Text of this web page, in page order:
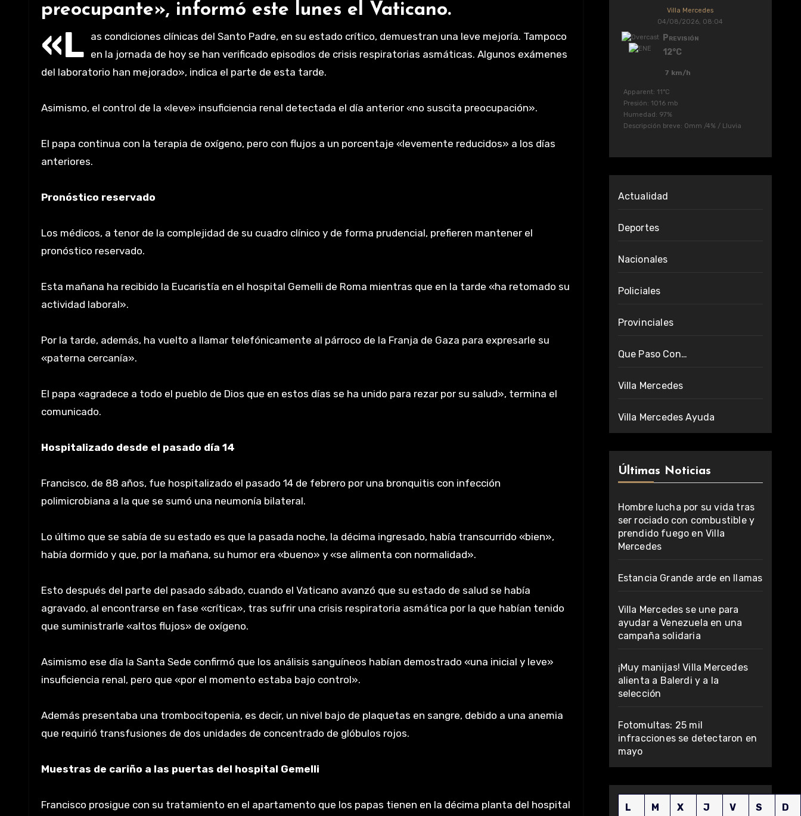
preocupante», informó este lunes el Vaticano.
«L as condiciones clínicas del Santo Padre, en su estado crítico, demuestran una leve mejoría. Tampoco
en la jornada de hoy se han verificado episodios de crisis respiratorias asmáticas. Algunos exámenes
del laboratorio han mejorado», indica el parte de esta tarde.
Asimismo, el control de la «leve» insuficiencia renal detectada el día anterior «no suscita preocupación».
El papa continua con la terapia de oxígeno, pero con flujos a un porcentaje «levemente reducidos» a los días
anteriores.
Pronóstico reservado
Los médicos, a tenor de la complejidad de su cuadro clínico y de forma prudencial, prefieren mantener el
pronóstico reservado.
Esta mañana ha recibido la Eucaristía en el hospital Gemelli de Roma mientras que en la tarde «ha retomado su
actividad laboral».
Por la tarde, además, ha vuelto a llamar telefónicamente al párroco de la Franja de Gaza para expresarle su
«paterna cercanía».
El papa «agradece a todo el pueblo de Dios que en estos días se ha unido para rezar por su salud», termina el
comunicado.
Hospitalizado desde el pasado día 14
Francisco, de 88 años, fue hospitalizado el pasado 14 de febrero por una bronquitis con infección
polimicrobiana a la que se sumó una neumonía bilateral.
Lo último que se sabía de su estado es que la pasada noche, la décima ingresado, había transcurrido «bien»,
había dormido y que, por la mañana, su humor era «bueno» y «se alimenta con normalidad».
Esto después del parte del pasado sábado, cuando el Vaticano avanzó que su estado de salud se había
agravado, al encontrarse en fase «crítica», tras sufrir una crisis respiratoria asmática por la que habían tenido
que suministrarle «altos flujos» de oxígeno.
Asimismo ese día la Santa Sede confirmó que los análisis sanguíneos habían demostrado «una inicial y leve»
insuficiencia renal, pero que «por el momento estaba bajo control».
Además presentaba una trombocitopenia, es decir, un nivel bajo de plaquetas en sangre, debido a una anemia
que requirió transfusiones de dos unidades de concentrado de glóbulos rojos.
Muestras de cariño a las puertas del hospital Gemelli
Francisco prosigue con su tratamiento en el apartamento que los papas tienen en la décima planta del hospital
Villa Mercedes
04/08/2026, 08:04
Previsión
12°C
7 km/h
Apparent: 11°C
Presión: 1016 mb
Humedad: 97%
Descripción breve: 0mm /4% / Lluvia
Actualidad
Deportes
Nacionales
Policiales
Provinciales
Que Paso Con…
Villa Mercedes
Villa Mercedes Ayuda
Últimas Noticias
Hombre lucha por su vida tras
ser rociado con combustible y
prendido fuego en Villa
Mercedes
Estancia Grande arde en llamas
Villa Mercedes se une para
ayudar a Venezuela en una
campaña solidaria
¡Muy manijas! Villa Mercedes
alienta a Balerdi y a la
selección
Fotomultas: 25 mil
infracciones se detectaron en
mayo
L M X J V S D